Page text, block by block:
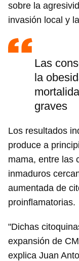
sobre la
invasión local y
Las
la
graves
Los resultados
produce a
mama, entre las
inmaduros
aumentada de
proinflamatorias.
"Dichas
expansión de
explica Juan